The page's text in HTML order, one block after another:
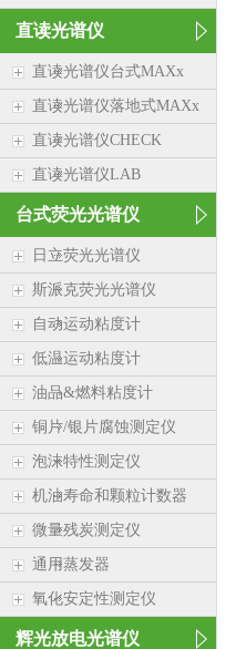
直读光谱仪
直读光谱仪台式MAXx
直读光谱仪落地式MAXx
直读光谱仪CHECK
直读光谱仪LAB
台式荧光光谱仪
日立荧光光谱仪
斯派克荧光光谱仪
自动运动粘度计
低温运动粘度计
油品&燃料粘度计
铜片/银片腐蚀测定仪
泡沫特性测定仪
机油寿命和颗粒计数器
微量残炭测定仪
通用蒸发器
氧化安定性测定仪
辉光放电光谱仪